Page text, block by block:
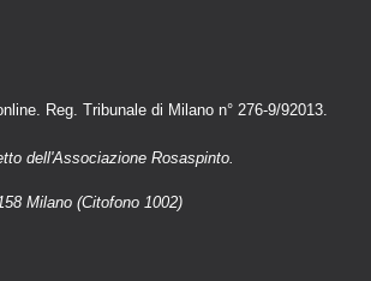
Reg. Tribunale di Milano n° 276-9/92013.
dell'Associazione Rosaspinto.
Milano (Citofono 1002)